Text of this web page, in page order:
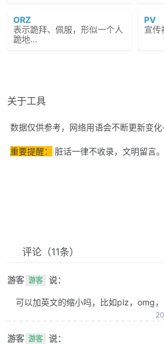
ORZ
表示跪拜、佩服，形似一个人
跪地...
PV
宣传
关于工具
数据仅供参考，网络用语会不断更新变化
重要提醒： 脏话一律不收录，文明留言。
评论 （11条）
游客 游客 说：
可以加英文的缩小吗，比如plz，omg
游客 游客 说：